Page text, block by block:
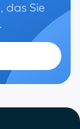
das Sie